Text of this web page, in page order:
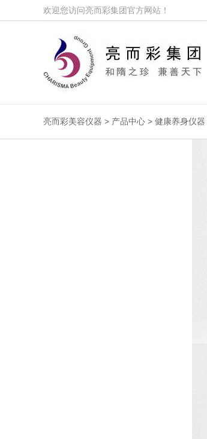
欢迎您访问亮而彩集团官方网站！
亮而彩美容仪器 > 产品中心 > 健康养身仪器